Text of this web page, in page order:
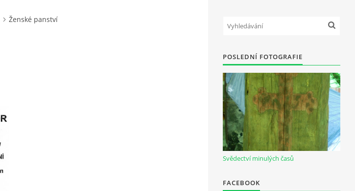
Ženské panství
POSLEDNÍ FOTOGRAFIE
Svědectví minulých časů
FACEBOOK